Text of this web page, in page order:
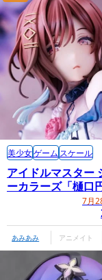
アイドルマスター
ーカラーズ「樋口
7月
美少女ゲーム スケール
あみあみ アニメイト